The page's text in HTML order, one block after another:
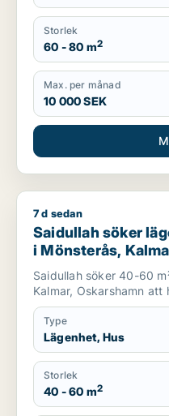
Storlek
60 - 80 m2
Max. per månad
10 000 SEK
Saidullah söker
7 d sedan
Saidullah söker
i Mönsterås,
Saidullah söker 40-60
Kalmar, Oskarshamn att
Type
Lägenhet, Hus
Storlek
40 - 60 m2